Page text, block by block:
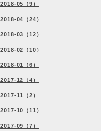
2018-05（9）
2018-04（24）
2018-03（12）
2018-02（10）
2018-01（6）
2017-12（4）
2017-11（2）
2017-10（11）
2017-09（7）